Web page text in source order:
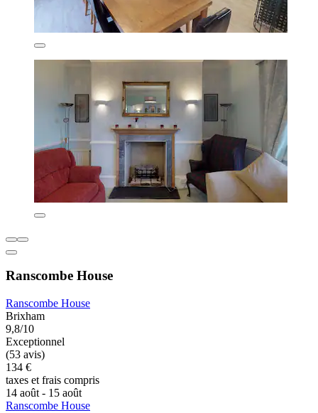
Ranscombe House
Ranscombe House
Brixham
9,8/10
Exceptionnel
(53 avis)
134 €
taxes et frais compris
14 août - 15 août
Ranscombe House